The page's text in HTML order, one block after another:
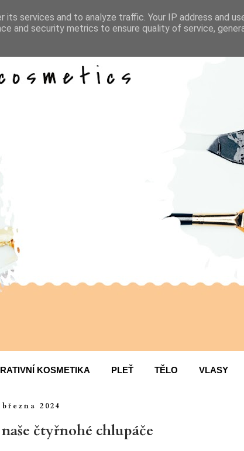
KOSMETIKA PLEŤ TĚLO VLASY
března 2024
čtyřnohé chlupáče
services and to analyze traffic. Your IP address and
and security metrics to ensure quality of service,